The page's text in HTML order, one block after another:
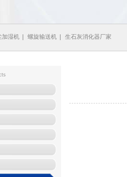
加湿机 螺旋输送机 生石灰消化器厂家